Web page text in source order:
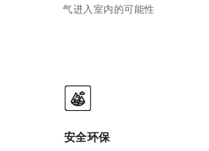
气进入室内的可能性
安全环保